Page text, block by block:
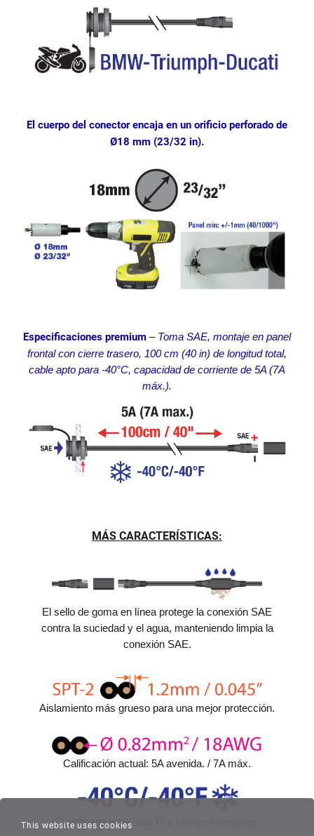
El cuerpo del conector encaja en un orificio perforado de
Ø18 mm (23/32 in).
Especificaciones premium – Toma SAE, montaje en panel
frontal con cierre trasero, 100 cm (40 in) de longitud total,
cable apto para -40°C, capacidad de corriente de 5A (7A
máx.).
MÁS CARACTERÍSTICAS:
El sello de goma en línea protege la conexión SAE
contra la suciedad y el agua, manteniendo limpia la
conexión SAE.
Aislamiento más grueso para una mejor protección.
Calificación actual: 5A avenida. / 7A máx.
Clasificado para baja T° y uso en exteriores.
This website uses cookies